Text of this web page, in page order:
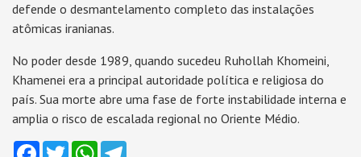
defende o desmantelamento completo das instalações
atômicas iranianas.
No poder desde 1989, quando sucedeu Ruhollah Khomeini,
Khamenei era a principal autoridade política e religiosa do
país. Sua morte abre uma fase de forte instabilidade interna e
amplia o risco de escalada regional no Oriente Médio.
FacebookTwitterWhatsApp